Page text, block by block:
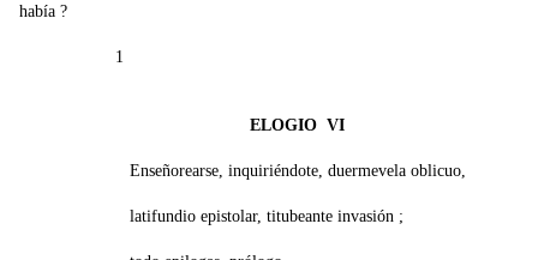
había ?
1
ELOGIO VI
Enseñorearse, inquiriéndote, duermevela oblicuo,
latifundio epistolar, titubeante invasión ;